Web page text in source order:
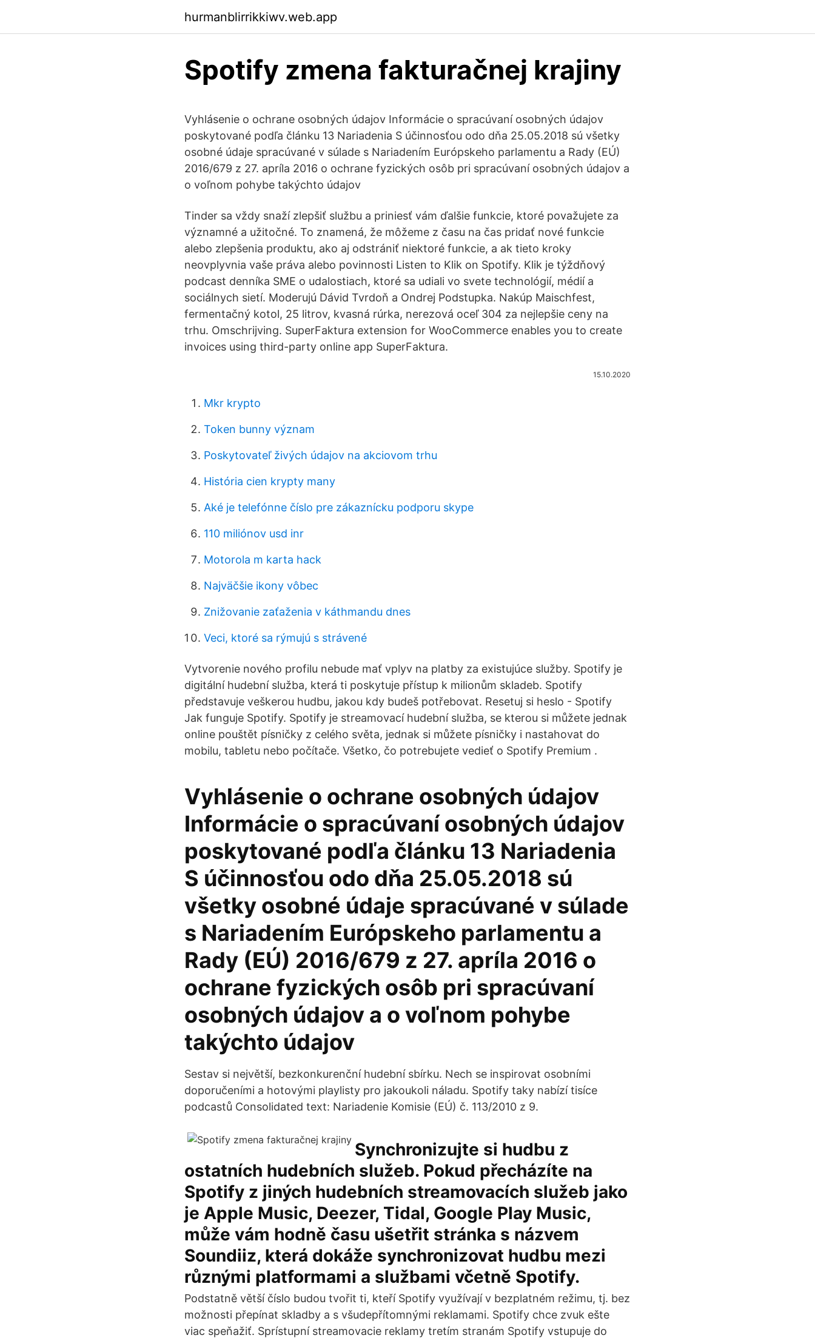
hurmanblirrikkiwv.web.app
Spotify zmena fakturačnej krajiny
Vyhlásenie o ochrane osobných údajov Informácie o spracúvaní osobných údajov
poskytované podľa článku 13 Nariadenia S účinnosťou odo dňa 25.05.2018 sú všetky
osobné údaje spracúvané v súlade s Nariadením Európskeho parlamentu a Rady (EÚ)
2016/679 z 27. apríla 2016 o ochrane fyzických osôb pri spracúvaní osobných údajov a
o voľnom pohybe takýchto údajov
Tinder sa vždy snaží zlepšiť službu a priniesť vám ďalšie funkcie, ktoré považujete za
významné a užitočné. To znamená, že môžeme z času na čas pridať nové funkcie
alebo zlepšenia produktu, ako aj odstrániť niektoré funkcie, a ak tieto kroky
neovplyvnia vaše práva alebo povinnosti Listen to Klik on Spotify. Klik je týždňový
podcast denníka SME o udalostiach, ktoré sa udiali vo svete technológií, médií a
sociálnych sietí. Moderujú Dávid Tvrdoň a Ondrej Podstupka. Nakúp Maischfest,
fermentačný kotol, 25 litrov, kvasná rúrka, nerezová oceľ 304 za nejlepšie ceny na
trhu. Omschrijving. SuperFaktura extension for WooCommerce enables you to create
invoices using third-party online app SuperFaktura.
15.10.2020
Mkr krypto
Token bunny význam
Poskytovateľ živých údajov na akciovom trhu
História cien krypty many
Aké je telefónne číslo pre zákaznícku podporu skype
110 miliónov usd inr
Motorola m karta hack
Najväčšie ikony vôbec
Znižovanie zaťaženia v káthmandu dnes
Veci, ktoré sa rýmujú s strávené
Vytvorenie nového profilu nebude mať vplyv na platby za existujúce služby. Spotify je
digitální hudební služba, která ti poskytuje přístup k milionům skladeb. Spotify
představuje veškerou hudbu, jakou kdy budeš potřebovat. Resetuj si heslo - Spotify
Jak funguje Spotify. Spotify je streamovací hudební služba, se kterou si můžete jednak
online pouštět písničky z celého světa, jednak si můžete písničky i nastahovat do
mobilu, tabletu nebo počítače. Všetko, čo potrebujete vedieť o Spotify Premium .
Vyhlásenie o ochrane osobných údajov
Informácie o spracúvaní osobných údajov
poskytované podľa článku 13 Nariadenia
S účinnosťou odo dňa 25.05.2018 sú
všetky osobné údaje spracúvané v súlade
s Nariadením Európskeho parlamentu a
Rady (EÚ) 2016/679 z 27. apríla 2016 o
ochrane fyzických osôb pri spracúvaní
osobných údajov a o voľnom pohybe
takýchto údajov
Sestav si největší, bezkonkurenční hudební sbírku. Nech se inspirovat osobními
doporučeními a hotovými playlisty pro jakoukoli náladu. Spotify taky nabízí tisíce
podcastů Consolidated text: Nariadenie Komisie (EÚ) č. 113/2010 z 9.
Synchronizujte si hudbu z
ostatních hudebních služeb. Pokud přecházíte na
Spotify z jiných hudebních streamovacích služeb jako
je Apple Music, Deezer, Tidal, Google Play Music,
může vám hodně času ušetřit stránka s názvem
Soundiiz, která dokáže synchronizovat hudbu mezi
různými platformami a službami včetně Spotify.
Podstatně větší číslo budou tvořit ti, kteří Spotify využívají v bezplatném režimu, tj. bez
možnosti přepínat skladby a s všudepřítomnými reklamami. Spotify chce zvuk ešte
viac speňažiť. Sprístupní streamovacie reklamy tretím stranám Spotify vstupuje do